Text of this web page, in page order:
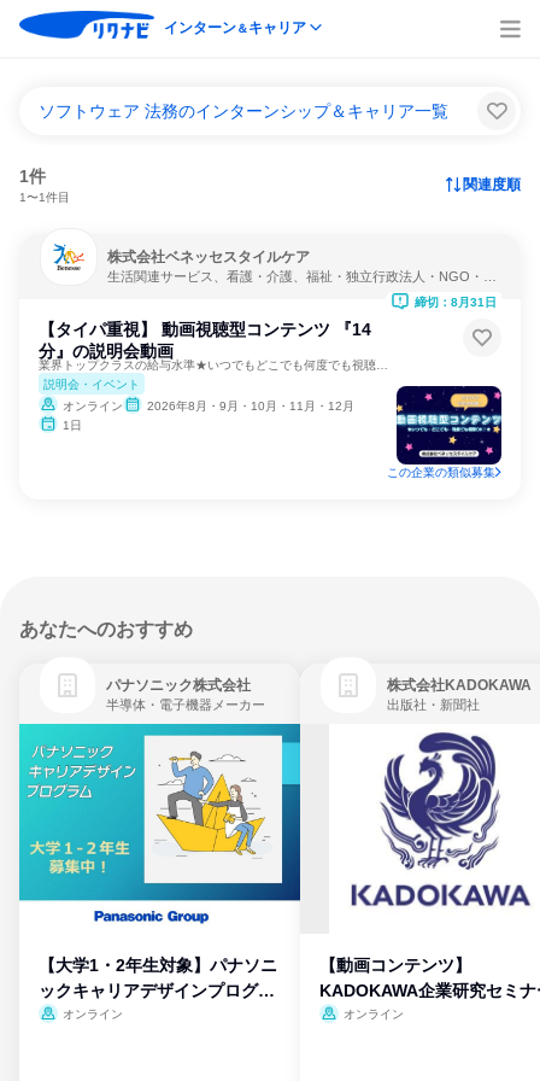
インターン＆キャリア
ソフトウェア 法務のインターンシップ＆キャリア一覧
1件
1〜1件目
関連度順
株式会社ベネッセスタイルケア
生活関連サービス、看護・介護、福祉・独立行政法人・NGO・N
【タイパ重視】 動画視聴型コンテンツ 『14
分』の説明会動画
説明会・イベント
オンライン
2026年8月・9月・10月・11月・12月
1日
締切：8月31日
この企業の類似募集
あなたへのおすすめ
パナソニック株式会社
半導体・電子機器メーカー
【大学1・2年生対象】パナソニ
ックキャリアデザインプログラ
ム
オンライン
株式会社KADOKAWA
出版社・新聞社
【動画コンテンツ】
KADOKAWA企業研究セミナ
オンライン